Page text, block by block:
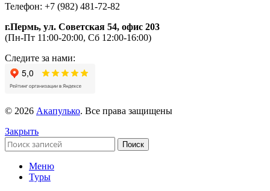
Телефон: +7 (982) 481-72-82
г.Пермь, ул. Советская 54, офис 203
(Пн-Пт 11:00-20:00, Сб 12:00-16:00)
Следите за нами:
© 2026 Акапулько. Все права защищены
Закрыть
Поиск
Меню
Туры